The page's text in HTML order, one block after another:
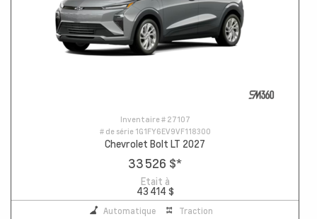
Inventaire # 27107
# de série 1G1FY6EV9VF118300
Chevrolet Bolt LT 2027
33 526 $*
Etait à
43 414 $
Automatique Traction